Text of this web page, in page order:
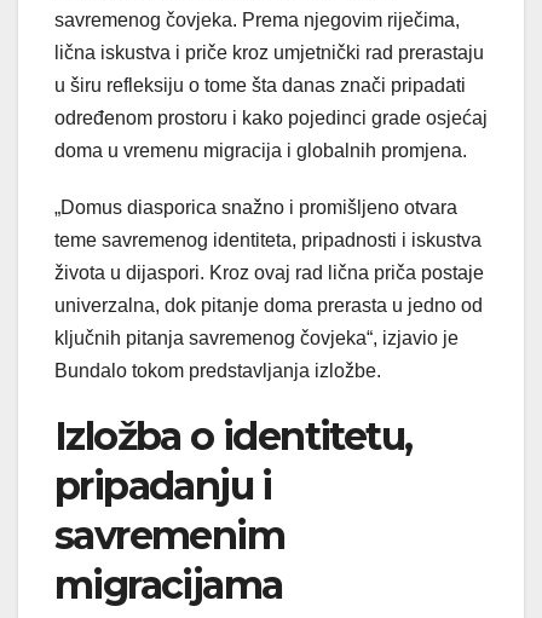
savremenog čovjeka. Prema njegovim riječima,
lična iskustva i priče kroz umjetnički rad prerastaju
u širu refleksiju o tome šta danas znači pripadati
određenom prostoru i kako pojedinci grade osjećaj
doma u vremenu migracija i globalnih promjena.
„Domus diasporica snažno i promišljeno otvara
teme savremenog identiteta, pripadnosti i iskustva
života u dijaspori. Kroz ovaj rad lična priča postaje
univerzalna, dok pitanje doma prerasta u jedno od
ključnih pitanja savremenog čovjeka“, izjavio je
Bundalo tokom predstavljanja izložbe.
Izložba o identitetu,
pripadanju i
savremenim
migracijama